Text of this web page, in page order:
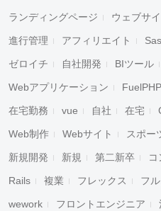
キャンセル
ランディングページ ウェブサ
進行管理 アフィリエイト
ゼロイチ 自社開発 BIツール
Webアプリケーション FuelPHP
在宅勤務 vue 自社 在宅
Web制作 Webサイト スポー
新規開発 新規 第二新卒
Rails 複業 フレックス フ
wework フロントエンジニア